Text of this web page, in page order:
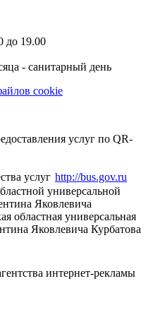
до 19.00
- санитарный день
cookie
услуг по QR-
http://bus.gov.ru
универсальной
Яковлевича
областная универсальная
Яковлевича Курбатова
интернет-рекламы